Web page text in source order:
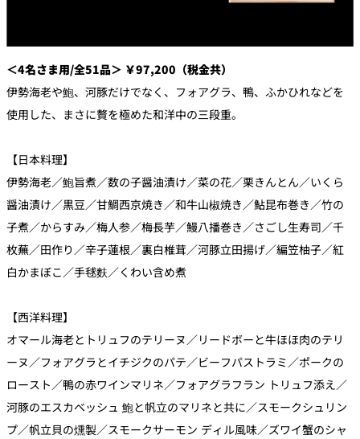
＜4名さま用/全51品＞ ￥97,200（税金共）
伊勢海老や鮑、河豚だけでなく、フォアグラ、鴨、ふかひれなどを
使用した、まさに贅を極めた和洋中の三段重。
【日本料理】
伊勢海老／鮑旨煮／数の子醤油漬け／菜の花／栗きんとん／いくら
醤油漬け／黒豆／甘鯛西京焼き／和牛山椒焼き／鮎昆布巻き／竹の
子煮／からすみ／梅人参／梅長芋／鰻八播巻き／さごし生寿司／千
枚蕪／田作り／辛子蓮根／裏白椎茸／河豚立田揚げ／編笠柚子／紅
白かまぼこ／手毬麩／くわい含め煮
【西洋料理】
オマール海老とトリュフのテリーヌ／リードボーと牛ほほ肉のテリ
ーヌ／フォアグラとイチジクのパテ／ビーフパストラミ／ポークの
ロースト／鴨の赤ワインマリネ／フォアグラフラン トリュフ添え／
河豚のエスカベッシュ 鮑と帆立のマリネと共に／スモークシュリン
プ／帆立貝の燻製／スモークサーモン ディル風味／ズワイ蟹のシャ